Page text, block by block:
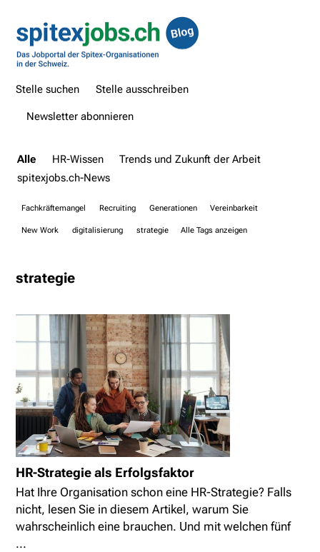
Stelle ausschreiben
Stelle suchen
Newsletter abonnieren
Alle HR-Wissen
Trends und Zukunft der Arbeit
spitexjobs.ch-News
Fachkräftemangel Recruiting Generationen Vereinbarkeit
New Work digitalisierung strategie Alle Tags anzeigen
strategie
HR-Strategie als Erfolgsfaktor
Hat Ihre Organisation schon eine HR-Strategie? Falls
nicht, lesen Sie in diesem Artikel, warum Sie
wahrscheinlich eine brauchen. Und mit welchen fünf
...